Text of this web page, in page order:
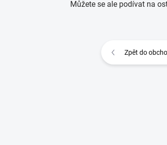
Můžete se ale podívat na
Zpět do